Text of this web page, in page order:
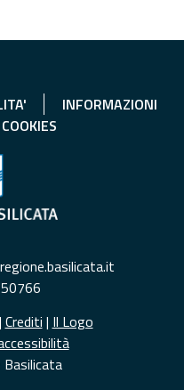
INFORMAZIONI
COOKIES
Crediti | Il Logo